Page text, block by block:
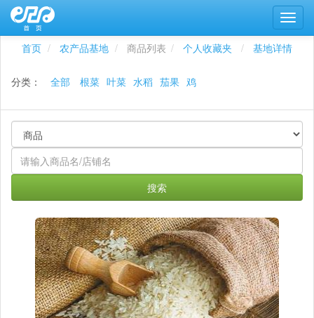
首页 农产品基地 商品列表 基地详情
个人收藏夹
分类： 全部 根菜 叶菜 水稻 茄果 鸡
搜索